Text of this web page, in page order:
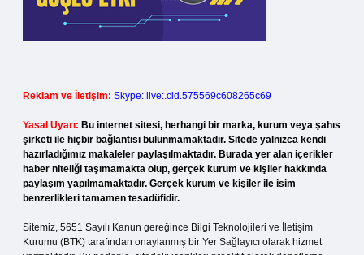
Reklam ve İletişim: Skype: live:.cid.575569c608265c69
Yasal Uyarı: Bu internet sitesi, herhangi bir marka, kurum veya şahıs
şirketi ile hiçbir bağlantısı bulunmamaktadır. Sitede yalnızca kendi
hazırladığımız makaleler paylaşılmaktadır. Burada yer alan içerikler
haber niteliği taşımamakta olup, gerçek kurum ve kişiler hakkında
paylaşım yapılmamaktadır. Gerçek kurum ve kişiler ile isim
benzerlikleri tamamen tesadüfidir.
Sitemiz, 5651 Sayılı Kanun gereğince Bilgi Teknolojileri ve İletişim
Kurumu (BTK) tarafından onaylanmış bir Yer Sağlayıcı olarak hizmet